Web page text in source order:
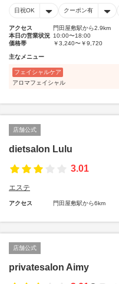
日祝OK クーポン有
アクセス
門田屋敷駅から2.9km
本日の営業状況 10:00〜18:00
価格帯
￥3,240〜￥9,720
主なメニュー
フェイシャルケア
アロマフェイシャル
店舗公式
dietsalon Lulu
3.01
エステ
アクセス 門田屋敷駅から6km
店舗公式
privatesalon Aimy